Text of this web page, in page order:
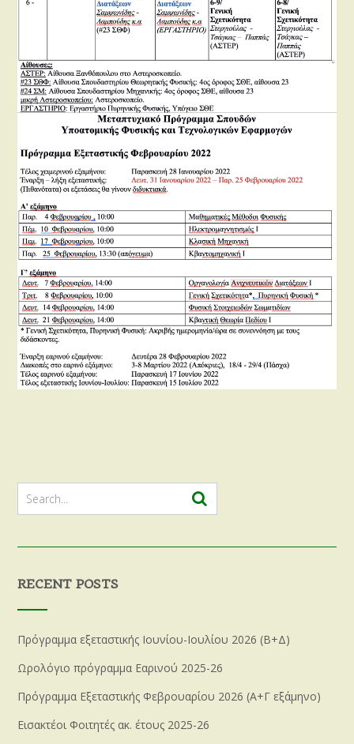
RECENT POSTS
Πρόγραμμα εξεταστικής Ιουνίου-Ιουλίου 2026 (Β+Δ)
Ωρολόγιο πρόγραμμα Εαρινού 2025-26
Πρόγραμμα Εξεταστικής Φεβρουαρίου 2026 (Α+Γ εξάμηνο)
Εισακτέοι Φοιτητές ακ. έτους 2025-26